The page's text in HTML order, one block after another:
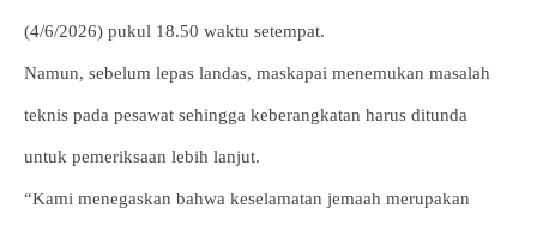
(4/6/2026) pukul 18.50 waktu setempat.
Namun, sebelum lepas landas, maskapai menemukan masalah
teknis pada pesawat sehingga keberangkatan harus ditunda
untuk pemeriksaan lebih lanjut.
“Kami menegaskan bahwa keselamatan jemaah merupakan